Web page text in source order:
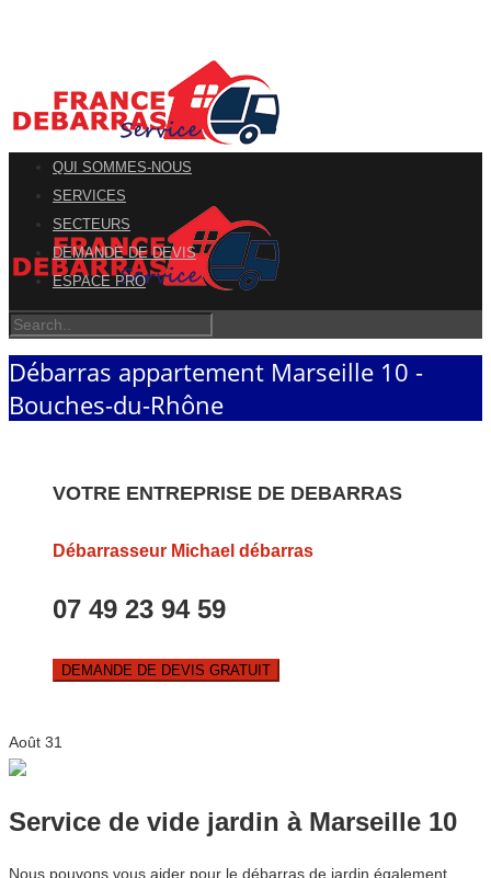
QUI SOMMES-NOUS
SERVICES
SECTEURS
DEMANDE DE DEVIS
ESPACE PRO
Débarras appartement Marseille 10 -
Bouches-du-Rhône
VOTRE ENTREPRISE DE DEBARRAS
Débarrasseur Michael débarras
07 49 23 94 59
DEMANDE DE DEVIS GRATUIT
Août 31
Service de vide jardin à Marseille 10
Nous pouvons vous aider pour le débarras de jardin également.